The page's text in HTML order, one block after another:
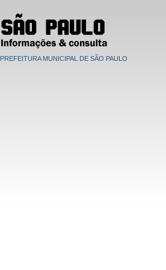
PREFEITURA MUNICIPAL DE SÃO PAULO